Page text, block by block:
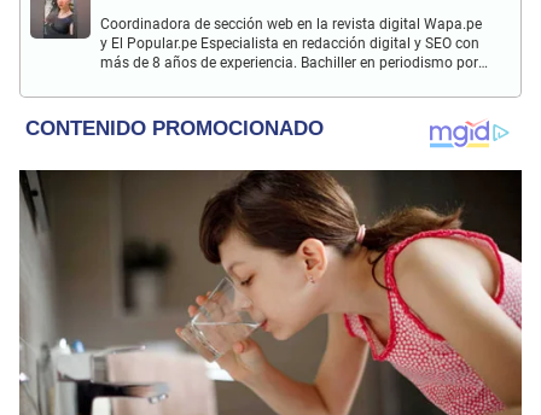
Coordinadora de sección web en la revista digital Wapa.pe
y El Popular.pe Especialista en redacción digital y SEO con
más de 8 años de experiencia. Bachiller en periodismo por
Marketing Digital por el instituto ISIL.